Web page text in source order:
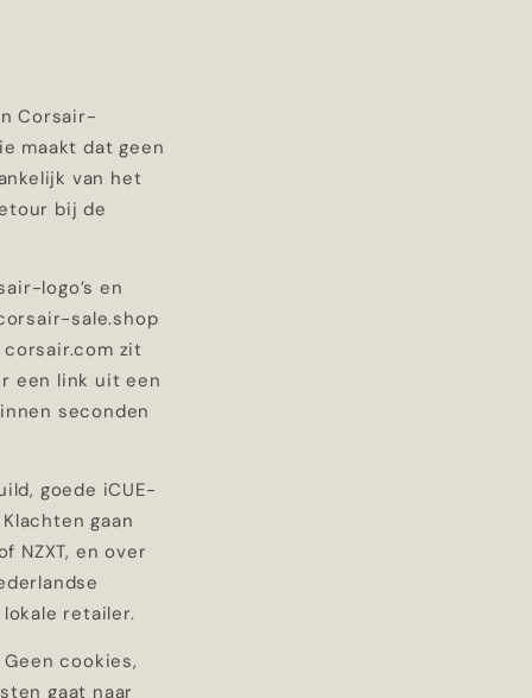
Corsair-
maakt dat geen
van het
bij de
logo’s en
sale.shop
zit
een link uit een
seconden
goede iCUE-
gaan
NZXT, en over
retailer.
cookies,
gaat naar